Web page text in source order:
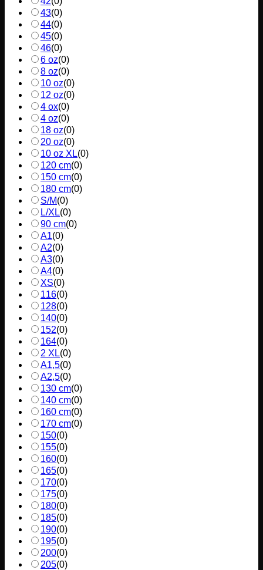
43(0)
44(0)
45(0)
46(0)
6 oz(0)
8 oz(0)
10 oz(0)
12 oz(0)
4 ox(0)
4 oz(0)
18 oz(0)
20 oz(0)
10 oz XL(0)
120 cm(0)
150 cm(0)
180 cm(0)
S/M(0)
L/XL(0)
90 cm(0)
A1(0)
A2(0)
A3(0)
A4(0)
XS(0)
116(0)
128(0)
140(0)
152(0)
164(0)
2 XL(0)
A1,5(0)
A2,5(0)
130 cm(0)
140 cm(0)
160 cm(0)
170 cm(0)
150(0)
155(0)
160(0)
165(0)
170(0)
175(0)
180(0)
185(0)
190(0)
195(0)
200(0)
205(0)